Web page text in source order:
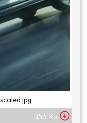
nous ?
355 Ko